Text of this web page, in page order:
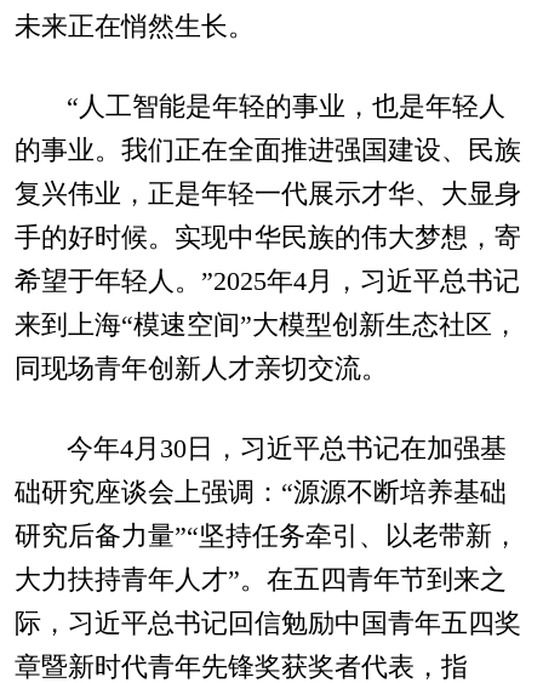
未来正在悄然生长。
“人工智能是年轻的事业，也是年轻人
的事业。我们正在全面推进强国建设、民族
复兴伟业，正是年轻一代展示才华、大显身
手的好时候。实现中华民族的伟大梦想，寄
希望于年轻人。”2025年4月，习近平总书记
来到上海“模速空间”大模型创新生态社区，
同现场青年创新人才亲切交流。
今年4月30日，习近平总书记在加强基
础研究座谈会上强调：“源源不断培养基础
研究后备力量”“坚持任务牵引、以老带新，
大力扶持青年人才”。在五四青年节到来之
际，习近平总书记回信勉励中国青年五四奖
章暨新时代青年先锋奖获奖者代表，指